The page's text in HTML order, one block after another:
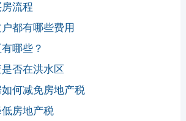
流程
都有哪些费用
哪些？
否在洪水区
何减免房地产税
房地产税